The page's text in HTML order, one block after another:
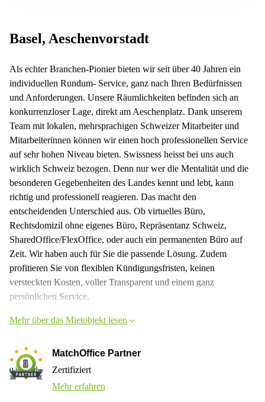
Basel, Aeschenvorstadt
Als echter Branchen-Pionier bieten wir seit über 40 Jahren ein
individuellen Rundum- Service, ganz nach Ihren Bedürfnissen
und Anforderungen. Unsere Räumlichkeiten befinden sich an
konkurrenzloser Lage, direkt am Aeschenplatz. Dank unserem
Team mit lokalen, mehrsprachigen Schweizer Mitarbeiter und
Mitarbeiterinnen können wir einen hoch professionellen Service
auf sehr hohen Niveau bieten. Swissness heisst bei uns auch
wirklich Schweiz bezogen. Denn nur wer die Mentalität und die
besonderen Gegebenheiten des Landes kennt und lebt, kann
richtig und professionell reagieren. Das macht den
entscheidenden Unterschied aus. Ob virtuelles Büro,
Rechtsdomizil ohne eigenes Büro, Repräsentanz Schweiz,
SharedOffice/FlexOffice, oder auch ein permanenten Büro auf
Zeit. Wir haben auch für Sie die passende Lösung. Zudem
profitieren Sie von flexiblen Kündigungsfristen, keinen
versteckten Kosten, voller Transparent und einem ganz
persönlichen Service.
Mehr über das Mietobjekt lesen
MatchOffice Partner
Zertifiziert
Mehr erfahren